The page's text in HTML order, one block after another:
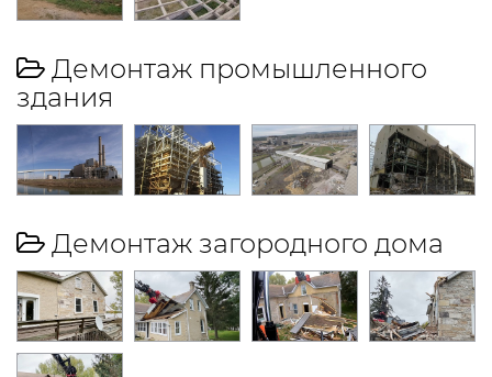
Демонтаж промышленного
здания
Демонтаж загородного дома